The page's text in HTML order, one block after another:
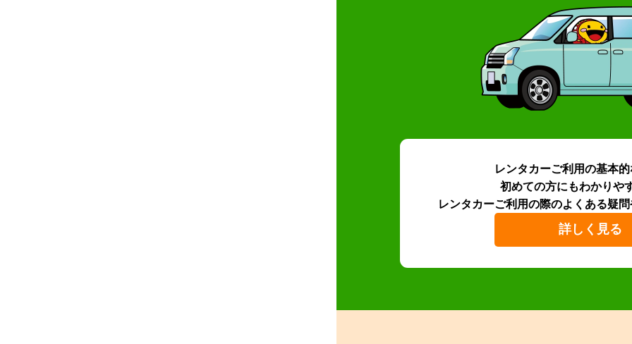
レンタカーご利用の基本
初めての方にもわかりや
レンタカーご利用の際のよくある疑問
詳しく見る